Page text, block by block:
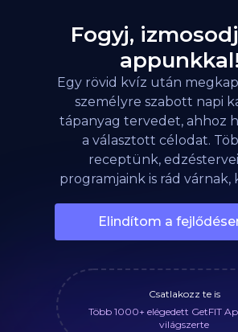
Fogyj,
appunkkal!
Egy rövid kvíz után
személyre szabott napi
tápanyag tervedet, ahhoz
a választott célodat.
receptünk,
programjaink is rád várnak,
Elindítom a
Csatlakozz te is
Több 1000+ elégedett GetFIT
világszerte